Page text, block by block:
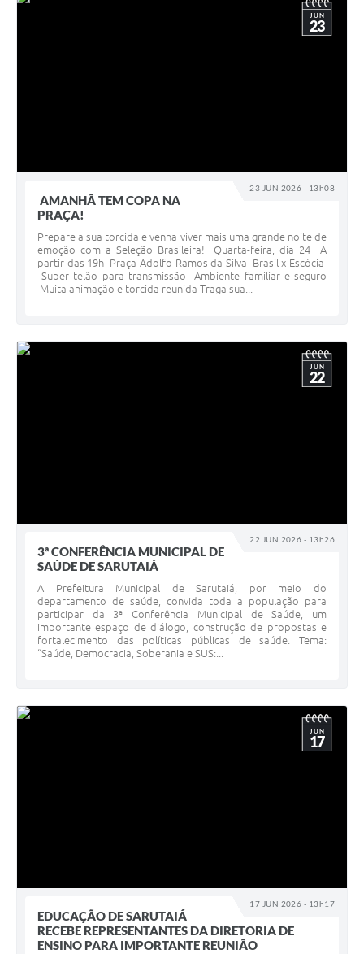
23 JUN 2026 - 13h08
JUN
23
AMANHÃ TEM COPA NA
PRAÇA!
Prepare a sua torcida e venha viver mais uma grande noite de
emoção com a Seleção Brasileira! Quarta-feira, dia 24 A
partir das 19h Praça Adolfo Ramos da Silva Brasil x Escócia
Super telão para transmissão Ambiente familiar e seguro
Muita animação e torcida reunida Traga sua...
22 JUN 2026 - 13h26
JUN
22
3ª CONFERÊNCIA MUNICIPAL DE
SAÚDE DE SARUTAIÁ
A Prefeitura Municipal de Sarutaiá, por meio do
departamento de saúde, convida toda a população para
participar da 3ª Conferência Municipal de Saúde, um
importante espaço de diálogo, construção de propostas e
fortalecimento das políticas públicas de saúde. Tema:
“Saúde, Democracia, Soberania e SUS:...
17 JUN 2026 - 13h17
JUN
17
EDUCAÇÃO DE SARUTAIÁ
RECEBE REPRESENTANTES DA DIRETORIA DE
ENSINO PARA IMPORTANTE REUNIÃO